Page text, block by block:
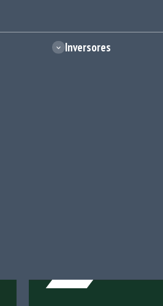
Inversores